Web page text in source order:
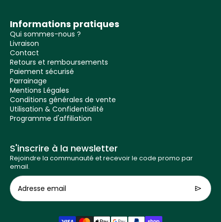
Informations pratiques
Qui sommes-nous ?
Livraison
Contact
Retours et remboursements
Paiement sécurisé
Parrainage
Mentions Légales
Conditions générales de vente
Utilisation & Confidentialité
Programme d'affiliation
S'inscrire à la newsletter
Rejoindre la communauté et recevoir le code promo par
email.
Adresse email